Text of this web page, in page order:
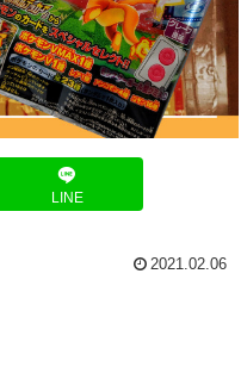
LINE
2021.02.06